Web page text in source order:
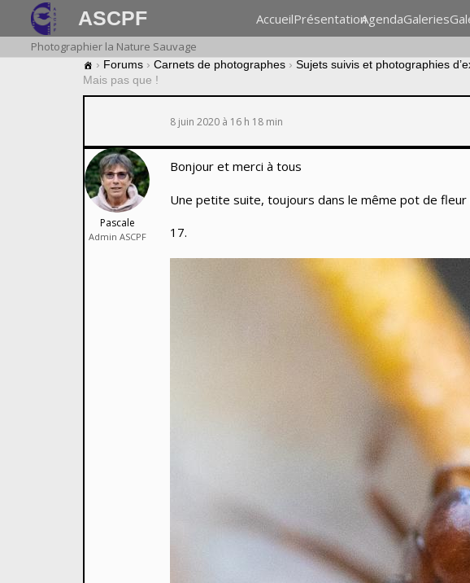
ASCPF AccueilPrésentationAgendaGaleries
Photographier la Nature Sauvage
› Forums › Carnets de photographes › Sujets suivis et photographies
Mais pas que !
8 juin 2020 à 16 h 18 min
Pascale
Admin ASCPF
Bonjour et merci à tous
Une petite suite, toujours dans le même pot de
17.